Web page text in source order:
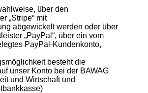
über den
„Stripe“ mit
abgewickelt werden oder über
„PayPal“, über ein vom
PayPal-Kundenkonto,
besteht die
unser Konto bei der BAWAG
und Wirtschaft und